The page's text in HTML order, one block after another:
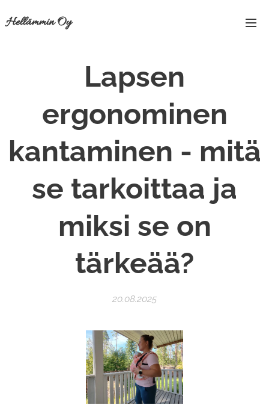
Hellämmin Oy
Lapsen
ergonominen
kantaminen - mitä
se tarkoittaa ja
miksi se on
tärkeää?
20.08.2025